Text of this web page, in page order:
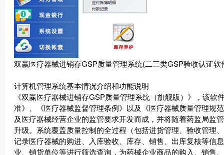
双赢医疗器械进销存GSP质量管理系统(二三类GSP验收认证
计算机管理系统基本情况介绍和功能说明
《双赢医疗器械进销存GSP质量管理系统（旗舰版）》，该
准》、《医疗器械监督管理条例》以及《医疗器械质量管理规
及医疗器械经营企业的监管要求开发而成，并将随着药监局监
升级。系统覆盖质量控制的全过程（包括进货管理、验收管理
记录医疗器械的购进、入库验收、库存、销售、出库复核等信
业、销货单位等进行筛选查询，为药械企业商品的购入、销售